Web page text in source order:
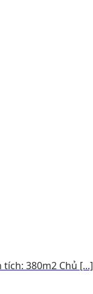
380m2 Chủ [...]